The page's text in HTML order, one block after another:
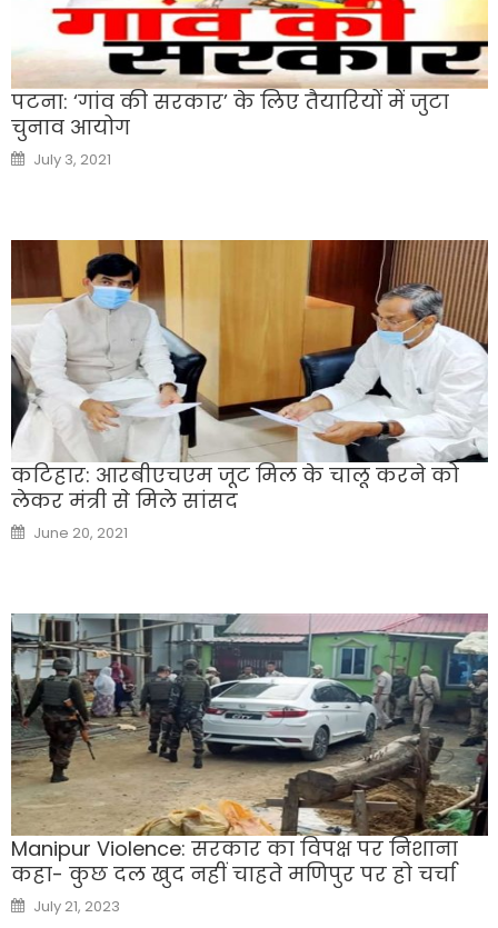
पटना: ‘गांव की सरकार’ के लिए तैयारियों में जुटा
चुनाव आयोग
Posted
on
July 3, 2021
कटिहार: आरबीएचएम जूट मिल के चालू करने को
लेकर मंत्री से मिले सांसद
Posted
on
June 20, 2021
Manipur Violence: सरकार का विपक्ष पर निशाना
कहा- कुछ दल खुद नहीं चाहते मणिपुर पर हो चर्चा
Posted
on
July 21, 2023